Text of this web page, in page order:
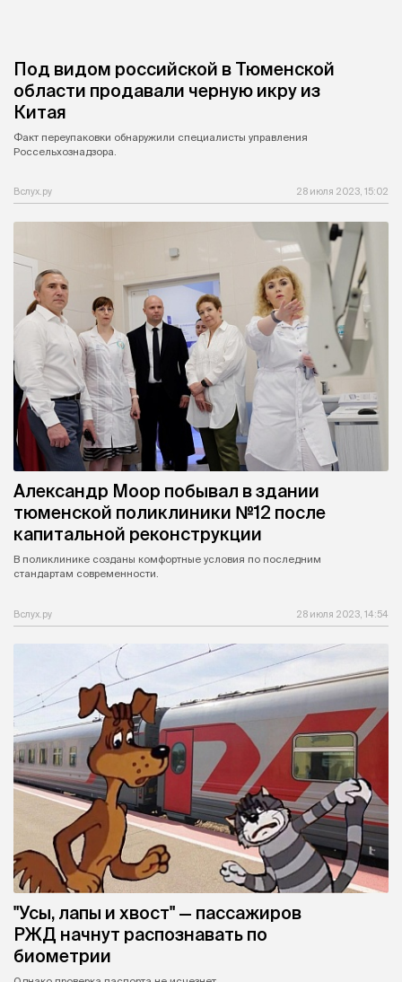
Под видом российской в Тюменской
области продавали черную икру из
Китая
Факт переупаковки обнаружили специалисты управления
Россельхознадзора.
Вслух.ру 28 июля 2023, 15:02
Александр Моор побывал в здании
тюменской поликлиники №12 после
капитальной реконструкции
В поликлинике созданы комфортные условия по последним
стандартам современности.
Вслух.ру 28 июля 2023, 14:54
"Усы, лапы и хвост" — пассажиров
РЖД начнут распознавать по
биометрии